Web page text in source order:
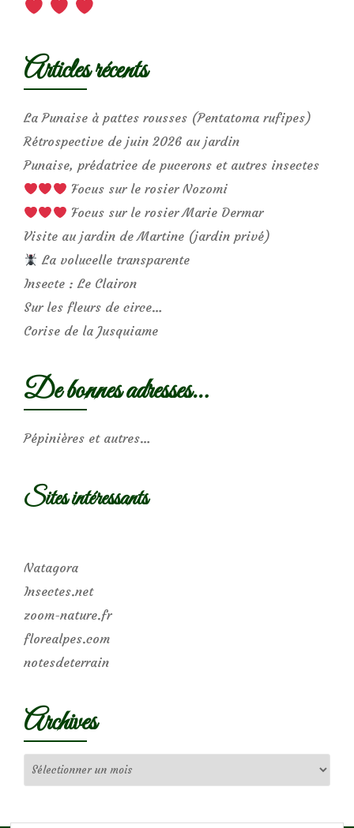
Articles récents
La Punaise à pattes rousses (Pentatoma rufipes)
Rétrospective de juin 2026 au jardin
Punaise, prédatrice de pucerons et autres insectes
Focus sur le rosier Nozomi
Focus sur le rosier Marie Dermar
Visite au jardin de Martine (jardin privé)
La volucelle transparente
Insecte : Le Clairon
Sur les fleurs de circe…
Corise de la Jusquiame
De bonnes adresses…
Pépinières et autres…
Sites intéressants
Natagora
Insectes.net
zoom-nature.fr
florealpes.com
notesdeterrain
Archives